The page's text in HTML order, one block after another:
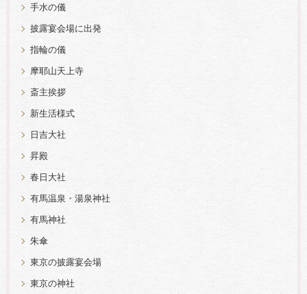
手水の儀
披露宴会場に出発
指輪の儀
摩耶山天上寺
斎主挨拶
新生活様式
日吉大社
昇殿
春日大社
有馬温泉・湯泉神社
有馬神社
朱傘
東京の披露宴会場
東京の神社